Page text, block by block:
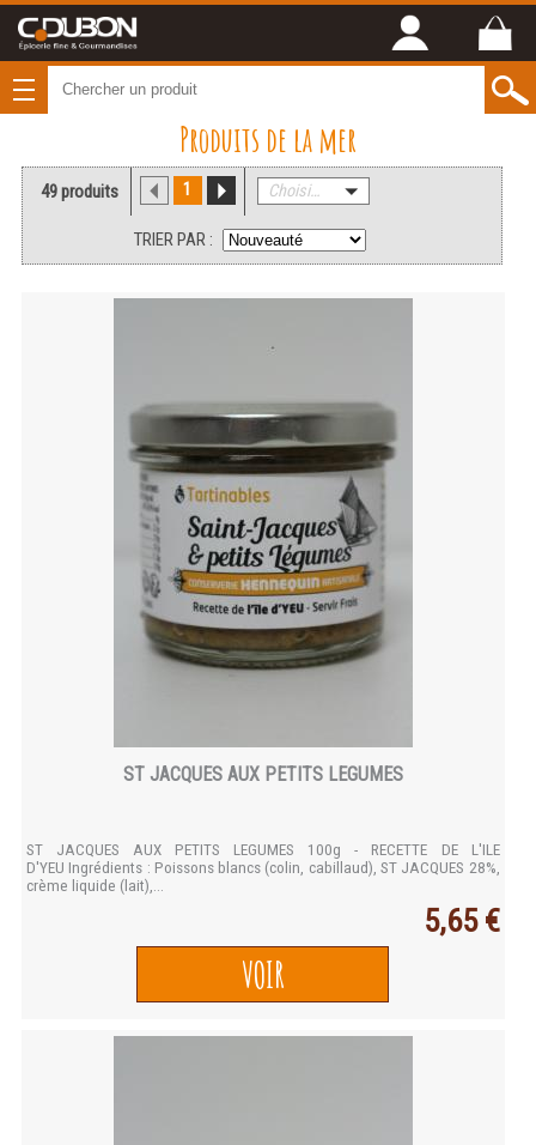
Produits de la mer
49 produits 1 Choisissez une catégorie
TRIER PAR :
ST JACQUES AUX PETITS LEGUMES
ST JACQUES AUX PETITS LEGUMES 100g - RECETTE DE L'ILE
D'YEU Ingrédients : Poissons blancs (colin, cabillaud), ST JACQUES 28%,
crème liquide (lait),...
5,65 €
VOIR